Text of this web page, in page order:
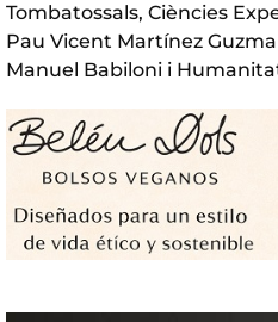
Tombatossals, Ciències
Pau Vicent Martínez
Manuel Babiloni i